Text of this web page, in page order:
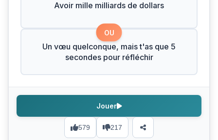
Avoir mille milliards de dollars
OU
Un vœu quelconque, mais t'as que 5
secondes pour réfléchir
579 217
Jouer